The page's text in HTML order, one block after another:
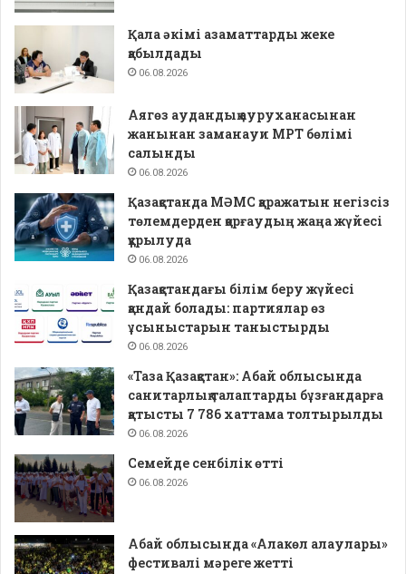
Қала әкімі азаматтарды жеке
қабылдады
06.08.2026
Аягөз аудандық ауруханасынан
жанынан заманауи МРТ бөлімі
салынды
06.08.2026
Қазақстанда МӘМС қаражатын негізсіз
төлемдерден қорғаудың жаңа жүйесі
құрылуда
06.08.2026
Қазақстандағы білім беру жүйесі
қандай болады: партиялар өз
ұсыныстарын таныстырды
06.08.2026
«Таза Қазақстан»: Абай облысында
санитарлық талаптарды бұзғандарға
қатысты 7 786 хаттама толтырылды
06.08.2026
Семейде сенбілік өтті
06.08.2026
Абай облысында «Алакөл алаулары»
фестивалі мәреге жетті